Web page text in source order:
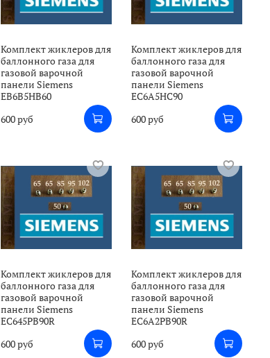
Комплект жиклеров для
баллонного газа для
газовой варочной
панели Siemens
EB6B5HB60
600 руб
Комплект жиклеров для
баллонного газа для
газовой варочной
панели Siemens
EC6A5HC90
600 руб
Комплект жиклеров для
баллонного газа для
газовой варочной
панели Siemens
EC645PB90R
600 руб
Комплект жиклеров для
баллонного газа для
газовой варочной
панели Siemens
EC6A2PB90R
600 руб